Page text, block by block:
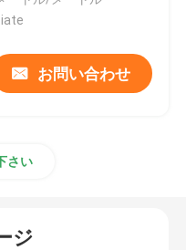
お問い合わせ
さい
ジ